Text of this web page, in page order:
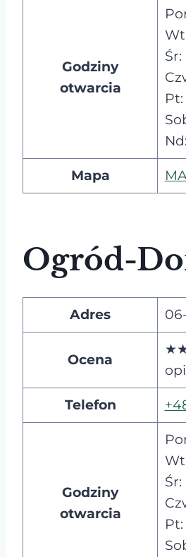
Godziny
otwarcia
Nd:
Mapa
Ogród-
Adres
Ocena
Telefon
Godziny
otwarcia